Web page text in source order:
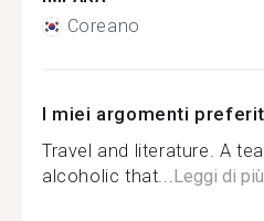
Coreano
I miei argomenti
Travel and literature. A
alcoholic that...Leggi di più